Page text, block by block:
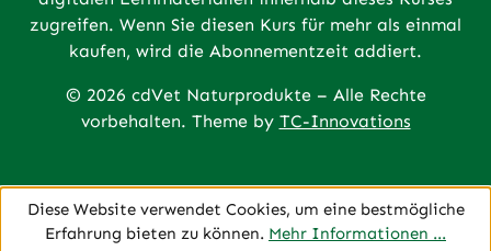
zugreifen. Wenn Sie diesen Kurs für mehr als einmal
kaufen, wird die Abonnementzeit addiert.
© 2026 cdVet Naturprodukte – Alle Rechte
vorbehalten. Theme by TC-Innovations
Diese Website verwendet Cookies, um eine bestmögliche
Erfahrung bieten zu können. Mehr Informationen ...